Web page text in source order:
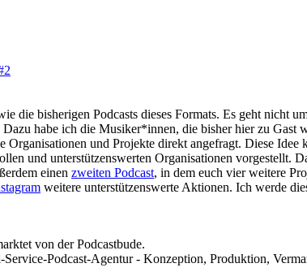
die bisherigen Podcasts dieses Formats. Es geht nicht
habe ich die Musiker*innen, die bisher hier zu Gast
Organisationen und Projekte direkt angefragt. Diese
und unterstützenswerten Organisationen vorgestellt.
einen zweiten Podcast, in dem euch vier weitere
weitere unterstützenswerte Aktionen. Ich werde
von der Podcastbude.
Service-Podcast-Agentur - Konzeption, Produktion,